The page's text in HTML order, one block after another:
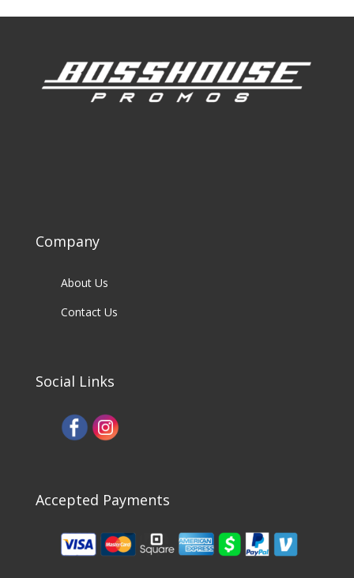
Company
About Us
Contact Us
Social Links
Accepted Payments